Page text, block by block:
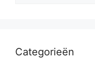
Categorieën